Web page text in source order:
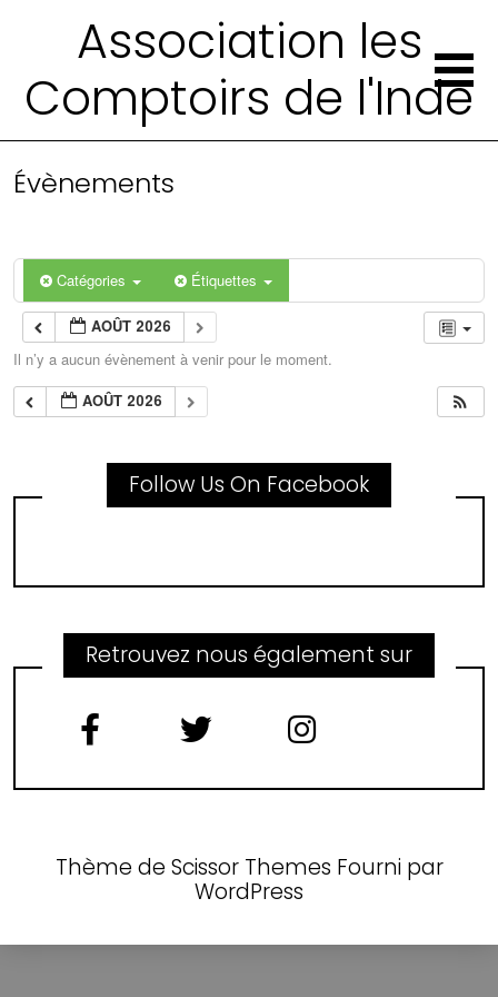
Association les
Comptoirs de l'Inde
Évènements
Catégories Étiquettes
AOÛT 2026
Il n’y a aucun évènement à venir pour le moment.
AOÛT 2026
Follow Us On Facebook
Retrouvez nous également sur
Thème de Scissor Themes Fourni par
WordPress